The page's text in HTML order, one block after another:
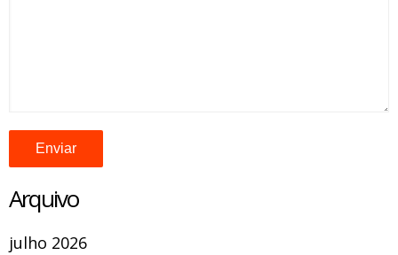
Arquivo
julho 2026